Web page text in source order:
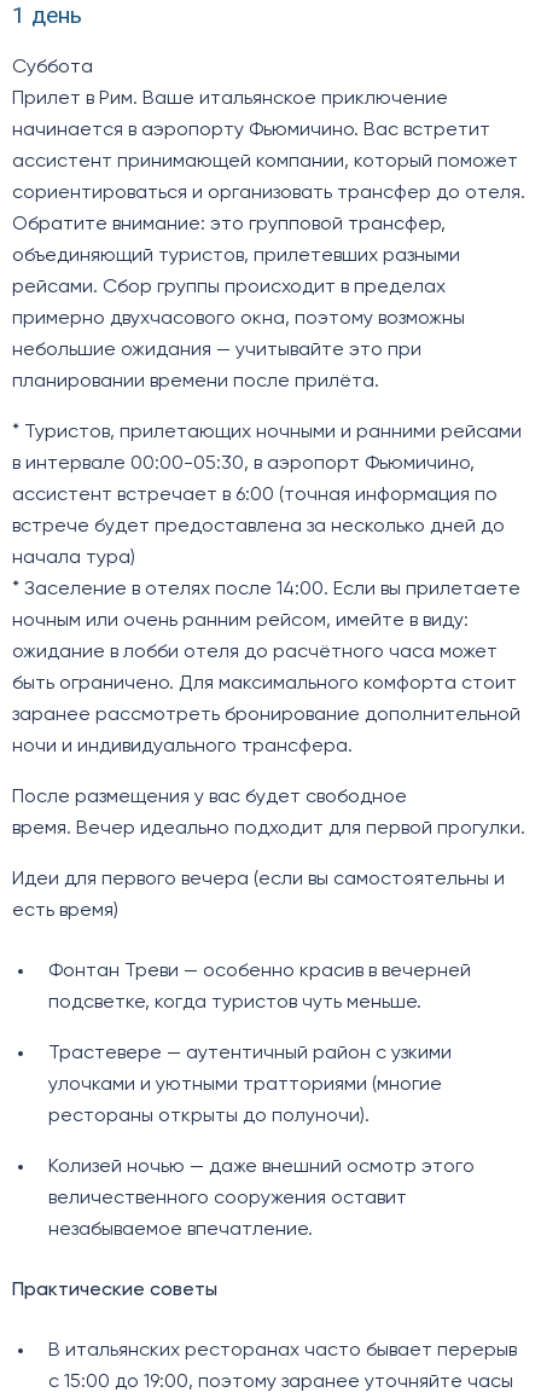
1 день
Суббота
Прилет в Рим. Ваше итальянское приключение
начинается в аэропорту Фьюмичино. Вас встретит
ассистент принимающей компании, который поможет
сориентироваться и организовать трансфер до отеля.
Обратите внимание: это групповой трансфер,
объединяющий туристов, прилетевших разными
рейсами. Сбор группы происходит в пределах
примерно двухчасового окна, поэтому возможны
небольшие ожидания — учитывайте это при
планировании времени после прилёта.
* Туристов, прилетающих ночными и ранними рейсами
в интервале 00:00-05:30, в аэропорт Фьюмичино,
ассистент встречает в 6:00 (точная информация по
встрече будет предоставлена за несколько дней до
начала тура)
* Заселение в отелях после 14:00. Если вы прилетаете
ночным или очень ранним рейсом, имейте в виду:
ожидание в лобби отеля до расчётного часа может
быть ограничено. Для максимального комфорта стоит
заранее рассмотреть бронирование дополнительной
ночи и индивидуального трансфера.
После размещения у вас будет свободное
время. Вечер идеально подходит для первой прогулки.
Идеи для первого вечера (если вы самостоятельны и
есть время)
Фонтан Треви — особенно красив в вечерней
подсветке, когда туристов чуть меньше.
Трастевере — аутентичный район с узкими
улочками и уютными тратториями (многие
рестораны открыты до полуночи).
Колизей ночью — даже внешний осмотр этого
величественного сооружения оставит
незабываемое впечатление.
Практические советы
В итальянских ресторанах часто бывает перерыв
с 15:00 до 19:00, поэтому заранее уточняйте часы